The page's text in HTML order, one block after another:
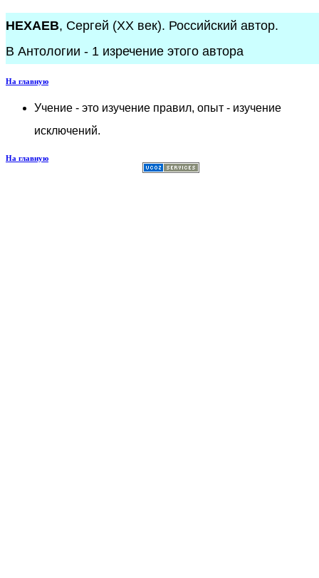
НЕХАЕВ, Сергей (XX век). Российский автор.
В Антологии - 1 изречение этого автора
На главную
Учение - это изучение правил, опыт - изучение
исключений.
На главную